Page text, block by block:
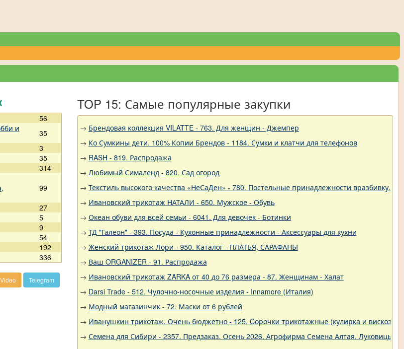
56
и
35
3
35
314
99
27
5
9
54
192
336
Telegram
TOP 15: Самые популярные закупки
→ Брендовая коллекция VILATTE - 763. Для женщин - Джемпер
→ Ко Сумкины дети. 100% Копии Брендов - 1184. Сумки и клатчи для телефонов
→ RASH - 819. Распродажа
→ Любимый Сималенд - 820. Сад огород
→ Текстиль высокого качества «НеСаДен» - 780. Постельные принадлежности вразбивку.
→ Ивановский трикотаж НАТАЛИ - 650. Мужское - Обувь
→ Океан обуви для всей семьи - 6041. Для девочек - Ботинки
→ ТД "Галеон" - 393. Посуда - Кухонные принадлежности - Аксессуары для кухни
→ Женский трикотаж Лори - 950. Каталог - ПЛАТЬЯ, САРАФАНЫ
→ Ваш ORGANIZER - 91. Распродажа
→ Ивановский трикотаж ZARKA от 40 до 76 размера - 87. Женщинам - Халат
→ Darsi Trade - 512. Чулочно-носочные изделия - Innamore (Италия)
→ Модный магазинчик - 72. Маски от 6 рублей
→ Иванушкин трикотаж. Очень бюджетно - 125. Cорочки трикотажные (кулирка и вискоза)
→ Семена для Сибири - 2357. Предзаказ. Осень 2026. Агрофирма Семена Алтая. Луковицы.